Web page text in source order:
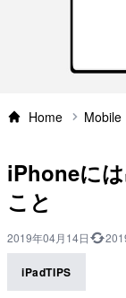
Home Mobile
iPhoneに
こと
2019年04月14日
iPadTIPS